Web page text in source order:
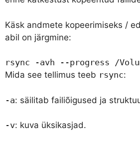
Käsk andmete kopeerimiseks /
abil on järgmine:
rsync -avh --progress /
Mida see tellimus teeb rsync:
-a: säilitab failiõigused ja
-v: kuva üksikasjad.